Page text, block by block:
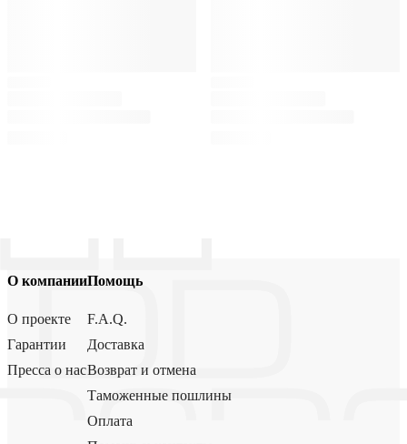
О компании
О проекте
Гарантии
Пресса о нас
Помощь
F.A.Q.
Доставка
Возврат и отмена
Таможенные пошлины
Оплата